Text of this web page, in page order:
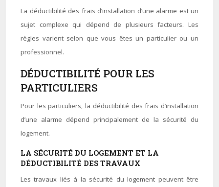
La déductibilité des frais d’installation d’une alarme est un
sujet complexe qui dépend de plusieurs facteurs. Les
règles varient selon que vous êtes un particulier ou un
professionnel.
DÉDUCTIBILITÉ POUR LES
PARTICULIERS
Pour les particuliers, la déductibilité des frais d’installation
d’une alarme dépend principalement de la sécurité du
logement.
LA SÉCURITÉ DU LOGEMENT ET LA
DÉDUCTIBILITÉ DES TRAVAUX
Les travaux liés à la sécurité du logement peuvent être